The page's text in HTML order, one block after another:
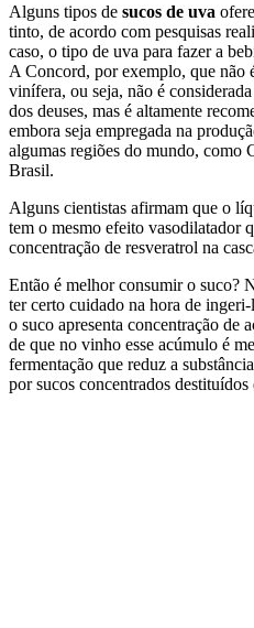
Alguns tipos de sucos de uva
tinto, de acordo com pesquisas
caso, o tipo de uva para fazer a
A Concord, por exemplo, que não
vinífera, ou seja, não é
dos deuses, mas é altamente
embora seja empregada na
algumas regiões do mundo, como
Brasil.
Alguns cientistas afirmam que o
tem o mesmo efeito vasodilatador
concentração de resveratrol na
Então é melhor consumir o suco?
ter certo cuidado na hora de
o suco apresenta concentração de
de que no vinho esse acúmulo é
fermentação que reduz a
por sucos concentrados destituídos